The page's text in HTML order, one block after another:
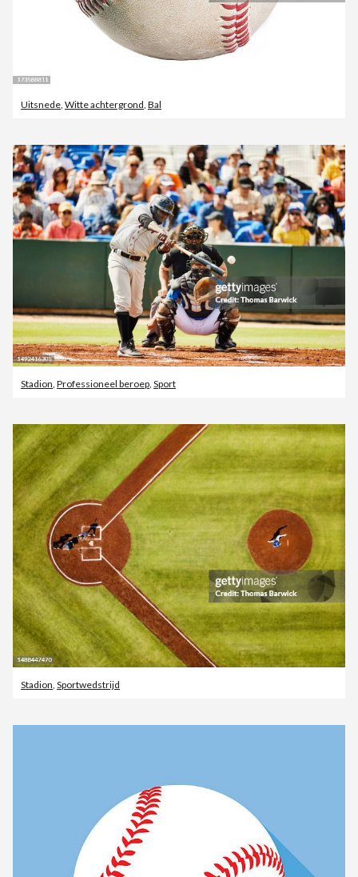
Uitsnede, Witte achtergrond, Bal
Stadion, Professioneel beroep, Sport
Stadion, Sportwedstrijd